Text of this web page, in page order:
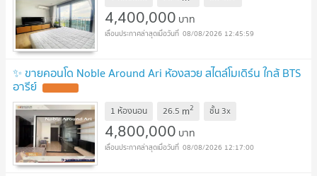
4,400,000 บาท
08/08/2026 12:45:59
✨ ขายคอนโด Noble Around Ari ห้องสวย สไตล์โมเดิร์น ใกล้ BTS
อารีย์
1 ห้องนอน 26.5 m2 ชั้น 3x
4,800,000 บาท
08/08/2026 12:17:00